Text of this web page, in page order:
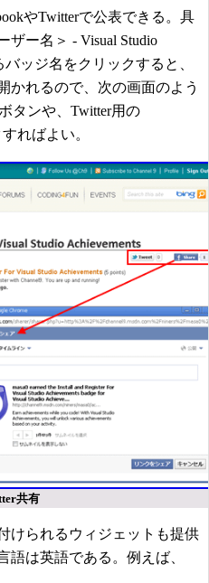
やTwitterで公表できる。具
ザー名＞ - Visual Studio
バッジ名をクリックすると、
かれるので、次の画面のよう
タンや、Twitter用の
ればよい。
共有
けられるウィジェットも提供
語は英語である。例えば、